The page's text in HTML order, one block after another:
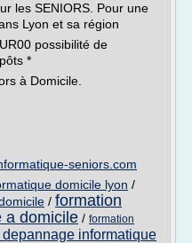
les SENIORS. Pour une
Lyon et sa région
possibilité de
*
à Domicile.
seniors.com
domicile lyon /
/ formation
a domicile / formation
depannage informatique